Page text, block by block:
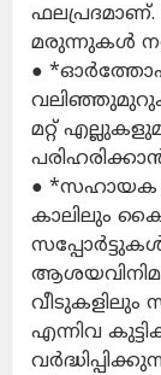
ഫലപ്രദമാണ്.
മരുന്നുകൾ
●
മറ്റ്
●
കാലിലും
വീടുകളിലും
എന്നിവ